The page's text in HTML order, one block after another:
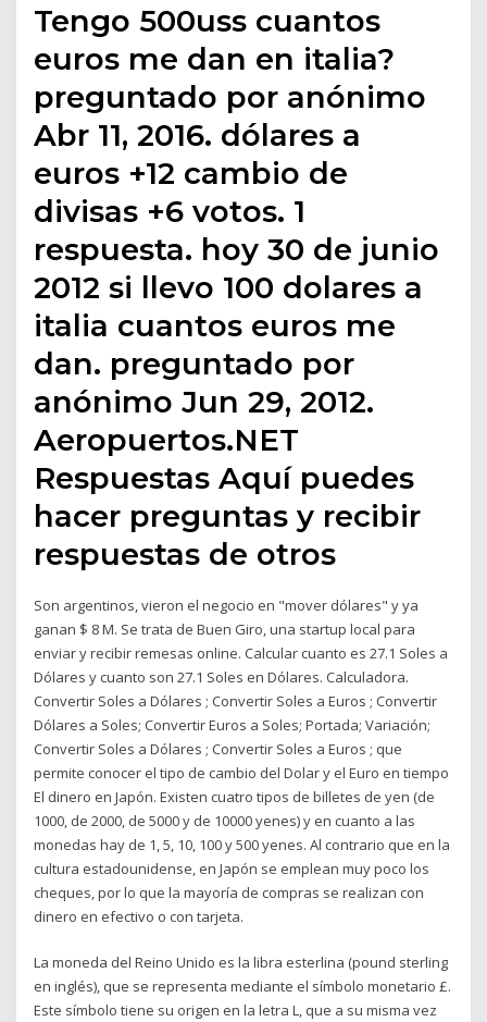
Tengo 500uss cuantos
euros me dan en italia?
preguntado por anónimo
Abr 11, 2016. dólares a
euros +12 cambio de
divisas +6 votos. 1
respuesta. hoy 30 de junio
2012 si llevo 100 dolares a
italia cuantos euros me
dan. preguntado por
anónimo Jun 29, 2012.
Aeropuertos.NET
Respuestas Aquí puedes
hacer preguntas y recibir
respuestas de otros
Son argentinos, vieron el negocio en "mover dólares" y ya
ganan $ 8 M. Se trata de Buen Giro, una startup local para
enviar y recibir remesas online. Calcular cuanto es 27.1 Soles a
Dólares y cuanto son 27.1 Soles en Dólares. Calculadora.
Convertir Soles a Dólares ; Convertir Soles a Euros ; Convertir
Dólares a Soles; Convertir Euros a Soles; Portada; Variación;
Convertir Soles a Dólares ; Convertir Soles a Euros ; que
permite conocer el tipo de cambio del Dolar y el Euro en tiempo
El dinero en Japón. Existen cuatro tipos de billetes de yen (de
1000, de 2000, de 5000 y de 10000 yenes) y en cuanto a las
monedas hay de 1, 5, 10, 100 y 500 yenes. Al contrario que en la
cultura estadounidense, en Japón se emplean muy poco los
cheques, por lo que la mayoría de compras se realizan con
dinero en efectivo o con tarjeta.
La moneda del Reino Unido es la libra esterlina (pound sterling
en inglés), que se representa mediante el símbolo monetario £.
Este símbolo tiene su origen en la letra L, que a su misma vez